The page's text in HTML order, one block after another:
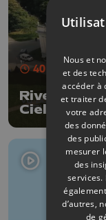
40 min-
Rive droite
Ciel (2e
Nous et
et des
accéder à
et traiter
votre
des
des
mesurer
des
services.
d’autres,
de